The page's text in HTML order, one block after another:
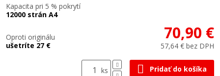
Kapacita pri 5 % pokrytí
12000 strán A4
Oproti originálu
ušetríte 27 €
70,90 €
57,64 € bez DPH
ks Pridať do košíka